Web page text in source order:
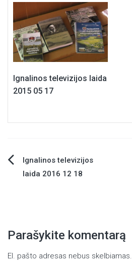
Ignalinos televizijos laida
2015 05 17
Navigacija
Ignalinos televizijos
laida 2016 12 18
Parašykite komentarą
El. pašto adresas nebus skelbiamas.